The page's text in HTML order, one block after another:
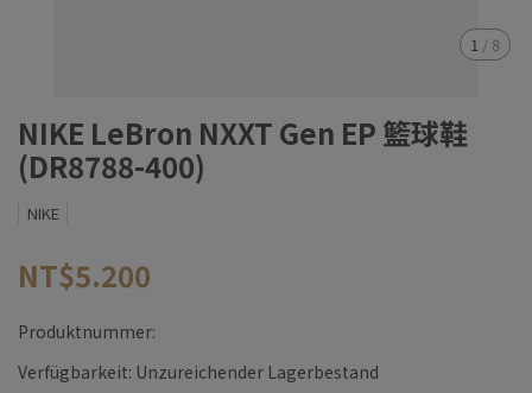
1 / 8
NIKE LeBron NXXT Gen EP 籃球鞋
(DR8788-400)
NIKE
NT$5.200
Produktnummer:
Verfügbarkeit: Unzureichender Lagerbestand